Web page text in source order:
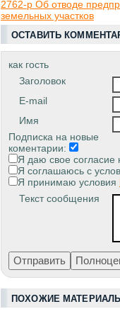
2762-р Об отводе
земельных участков
ОСТАВИТЬ
как гость
Заголовок
E-mail
Имя
Подписка на новые
коментарии:
Я даю свое согласие
Я соглашаюсь с
Я принимаю условия
Текст сообщения
ПОХОЖИЕ